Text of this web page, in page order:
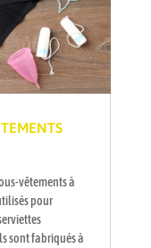
vêtements à
pour
sont fabriqués à